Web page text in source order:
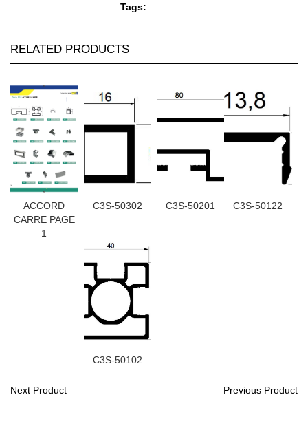
Tags:
RELATED PRODUCTS
ACCORD
CARRE PAGE
1
C3S-50302 C3S-50201 C3S-50122
C3S-50102
Next Product Previous Product